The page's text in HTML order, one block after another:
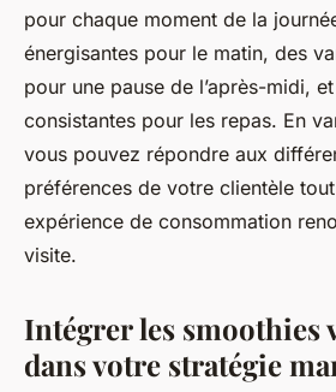
pour chaque moment de la
énergisantes pour le matin, des
pour une pause de l’après-midi,
consistantes pour les repas. En
vous pouvez répondre aux
préférences de votre clientèle
expérience de consommation
visite.
Intégrer les smoothies
dans votre stratégie